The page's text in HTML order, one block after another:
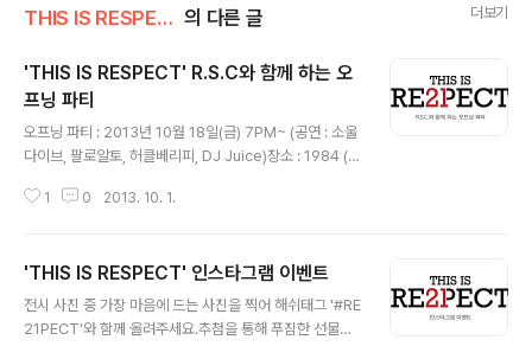
THIS IS RESPECT 의 다른 글 더보기
'THIS IS RESPECT' R.S.C와 함께 하는 오
프닝 파티
오프닝 파티 : 2013년 10월 18일(금) 7PM~ (공연 : 소울
다이브, 팔로알토, 허클베리피, DJ Juice)장소 : 1984 (서
3년 10월 18일(금) 오후 7시부터 DJ Juice의 R.S.C.와
스를 통해 들으며 전시를 관람할 수 있습니다. 당일 오후 8
시부터는 소울다이브, 팔로알토, 허클베리피의 미니 콘서
트를 즐길 수 있으며, 당일 전시를 찾은 관객들에게 추첨을
1 0 2013. 10. 1.
'THIS IS RESPECT' 인스타그램 이벤트
전시 사진 중 가장 마음에 드는 사진을 찍어 해쉬태그 '#RE
21PECT'와 함께 올려주세요.추첨을 통해 푸짐한 선물을